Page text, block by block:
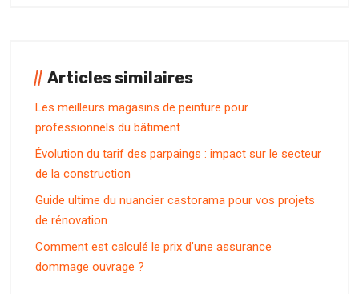
Articles similaires
Les meilleurs magasins de peinture pour
professionnels du bâtiment
Évolution du tarif des parpaings : impact sur le secteur
de la construction
Guide ultime du nuancier castorama pour vos projets
de rénovation
Comment est calculé le prix d’une assurance
dommage ouvrage ?